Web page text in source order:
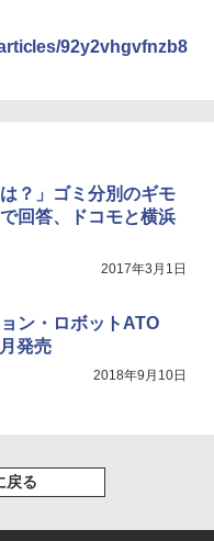
92y2vhgvfnzb8
？」ゴミ分別のギモ
回答、ドコモと横浜
2017年3月1日
ン・ロボットATO
発売
2018年9月10日
戻る